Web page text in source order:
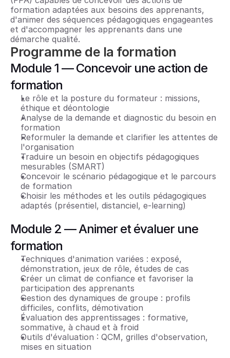
formation adaptées aux besoins des apprenants,
d'animer des séquences pédagogiques engageantes
et d'accompagner les apprenants dans une
démarche qualité.
Programme de la formation
Module 1 — Concevoir une action de
formation
Le rôle et la posture du formateur : missions,
éthique et déontologie
Analyse de la demande et diagnostic du besoin en
formation
Reformuler la demande et clarifier les attentes de
l'organisation
Traduire un besoin en objectifs pédagogiques
mesurables (SMART)
Concevoir le scénario pédagogique et le parcours
de formation
Choisir les méthodes et les outils pédagogiques
adaptés (présentiel, distanciel, e-learning)
Module 2 — Animer et évaluer une
formation
Techniques d'animation variées : exposé,
démonstration, jeux de rôle, études de cas
Créer un climat de confiance et favoriser la
participation des apprenants
Gestion des dynamiques de groupe : profils
difficiles, conflits, démotivation
Évaluation des apprentissages : formative,
sommative, à chaud et à froid
Outils d'évaluation : QCM, grilles d'observation,
mises en situation